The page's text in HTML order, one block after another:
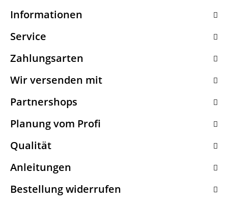
Informationen
Service
Zahlungsarten
Wir versenden mit
Partnershops
Planung vom Profi
Qualität
Anleitungen
Bestellung widerrufen